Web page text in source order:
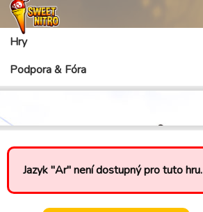
Hry
Podpora & Fóra
Jazyk "Ar" není dostupný pro tuto hru.